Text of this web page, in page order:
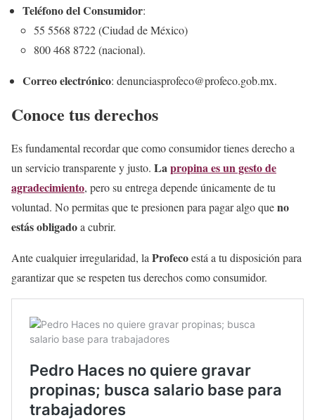
Teléfono del Consumidor:
55 5568 8722 (Ciudad de México)
800 468 8722 (nacional).
Correo electrónico: denunciasprofeco@profeco.gob.mx.
Conoce tus derechos
Es fundamental recordar que como consumidor tienes derecho a
un servicio transparente y justo. Lapropina es un gesto de
agradecimiento, pero su entrega depende únicamente de tu
voluntad. No permitas que te presionen para pagar algo queno
estás obligadoa cubrir.
Ante cualquier irregularidad, la Profecoestá a tu disposición para
garantizar que se respeten tus derechos como consumidor.